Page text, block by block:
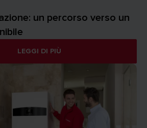
un percorso verso un
LEGGI DI PIÙ